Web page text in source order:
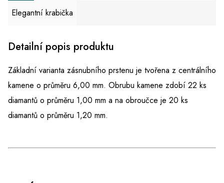
Elegantní krabička
Detailní popis produktu
Základní varianta zásnubního prstenu je tvořena z centrálního
kamene o průměru 6,00 mm. Obrubu kamene zdobí 22 ks
diamantů o průměru 1,00 mm a na obroučce je 20 ks
diamantů o průměru 1,20 mm.